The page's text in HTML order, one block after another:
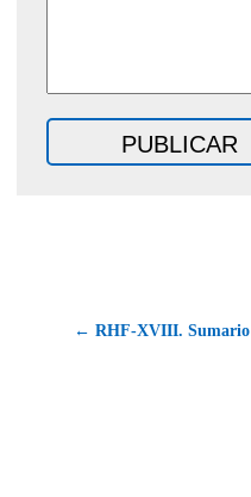
← RHF-XVIII. Sumario